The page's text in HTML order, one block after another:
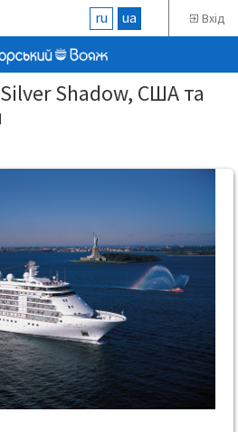
ru ua Вхід
Shadow, США та